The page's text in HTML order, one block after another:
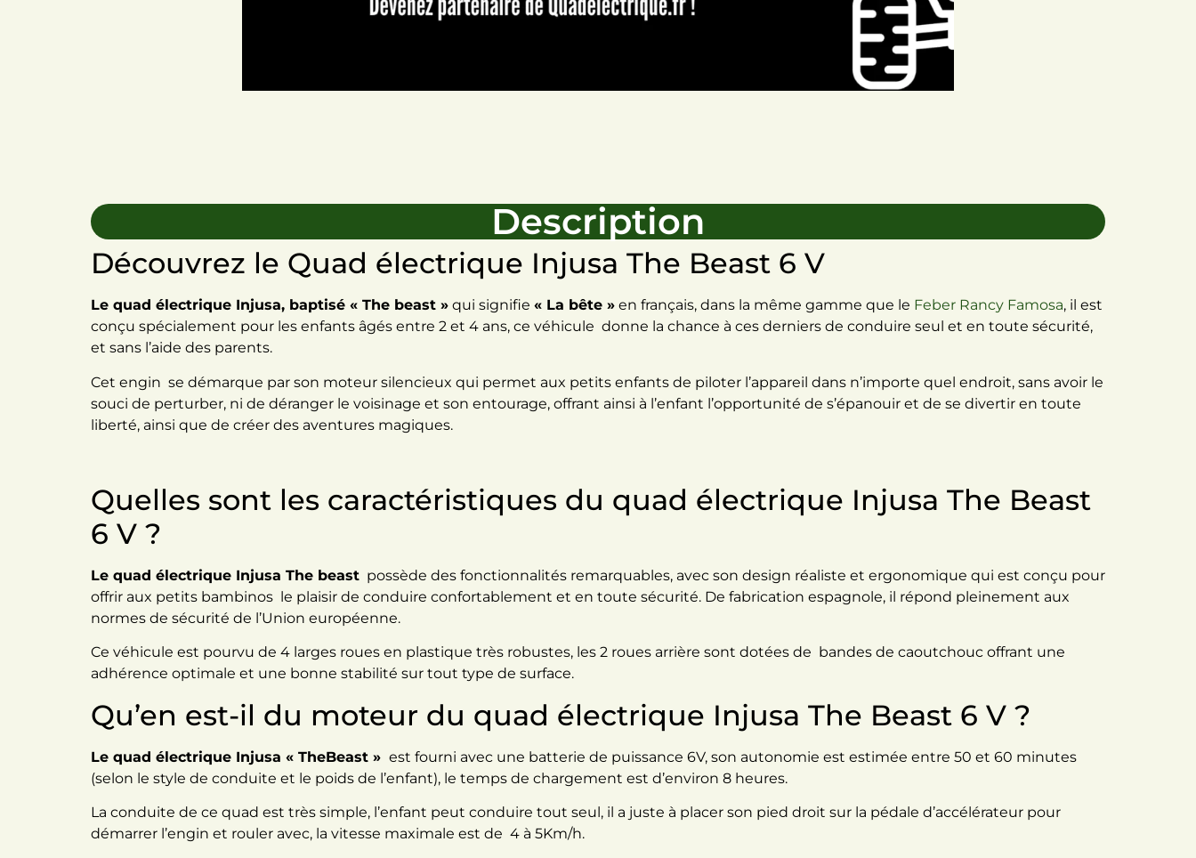
Description
Découvrez le Quad électrique Injusa The Beast 6 V
Le quad électrique Injusa, baptisé « The beast » qui signifie « La bête » en français, dans la même gamme que le Feber Rancy Famosa, il est
conçu spécialement pour les enfants âgés entre 2 et 4 ans, ce véhicule donne la chance à ces derniers de conduire seul et en toute sécurité,
et sans l’aide des parents.
Cet engin se démarque par son moteur silencieux qui permet aux petits enfants de piloter l’appareil dans n’importe quel endroit, sans avoir le
souci de perturber, ni de déranger le voisinage et son entourage, offrant ainsi à l’enfant l’opportunité de s’épanouir et de se divertir en toute
liberté, ainsi que de créer des aventures magiques.
Quelles sont les caractéristiques du quad électrique Injusa The Beast
6 V ?
Le quad électrique Injusa The beast possède des fonctionnalités remarquables, avec son design réaliste et ergonomique qui est conçu pour
offrir aux petits bambinos le plaisir de conduire confortablement et en toute sécurité. De fabrication espagnole, il répond pleinement aux
normes de sécurité de l’Union européenne.
Ce véhicule est pourvu de 4 larges roues en plastique très robustes, les 2 roues arrière sont dotées de bandes de caoutchouc offrant une
adhérence optimale et une bonne stabilité sur tout type de surface.
Qu’en est-il du moteur du quad électrique Injusa The Beast 6 V ?
Le quad électrique Injusa « TheBeast » est fourni avec une batterie de puissance 6V, son autonomie est estimée entre 50 et 60 minutes
(selon le style de conduite et le poids de l’enfant), le temps de chargement est d’environ 8 heures.
La conduite de ce quad est très simple, l’enfant peut conduire tout seul, il a juste à placer son pied droit sur la pédale d’accélérateur pour
démarrer l’engin et rouler avec, la vitesse maximale est de 4 à 5Km/h.